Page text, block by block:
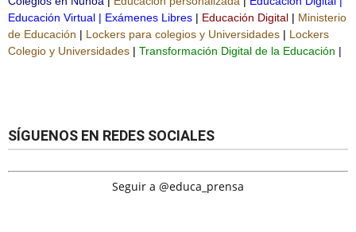
Educación Virtual | Exámenes Libres | Educación Digital | Ministerio
de Educación | Lockers para colegios y Universidades | Lockers
Colegio y Universidades | Transformación Digital de la Educación |
SÍGUENOS EN REDES SOCIALES
Seguir a @educa_prensa